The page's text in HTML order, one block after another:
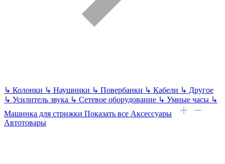
↳ Колонки ↳ Наушники ↳ Повербанки ↳ Кабели ↳ Другое
↳ Усилитель звука ↳ Сетевое оборудование ↳ Умные часы ↳
Машинка для стрижки Показать все Аксессуары
Автотовары